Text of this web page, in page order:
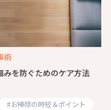
術
を防ぐためのケア方法
#お掃除の時短＆ポイント